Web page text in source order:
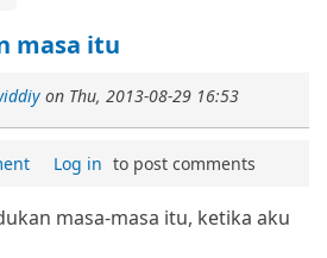
masa itu
on Thu, 2013-08-29 16:53
Log in to post comments
masa-masa itu, ketika aku